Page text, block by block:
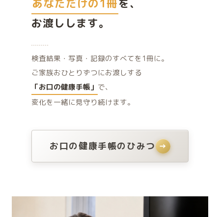
あなただけの1冊を、
お渡しします。
検査結果・写真・記録のすべてを1冊に。
ご家族おひとりずつにお渡しする
「お口の健康手帳」 で、
変化を一緒に見守り続けます。
お口の健康手帳のひみつ →